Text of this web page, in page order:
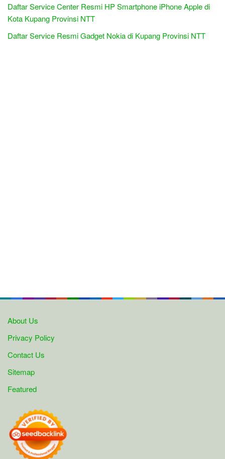
Daftar Service Center Resmi HP Smartphone iPhone Apple di
Kota Kupang Provinsi NTT
Daftar Service Resmi Gadget Nokia di Kupang Provinsi NTT
About Us
Privacy Policy
Contact Us
Sitemap
Featured